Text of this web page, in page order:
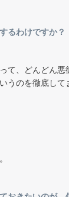
するわけですか？
て、どんどん
うのを徹底して